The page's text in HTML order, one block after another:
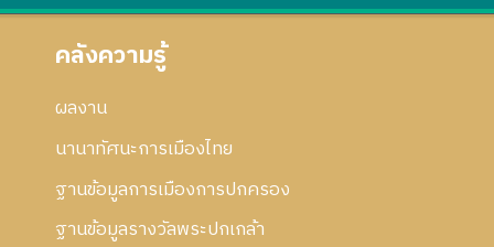
คลังความรู้
ผลงาน
นานาทัศนะการเมืองไทย
ฐานข้อมูลการเมืองการปกครอง
ฐานข้อมูลรางวัลพระปกเกล้า